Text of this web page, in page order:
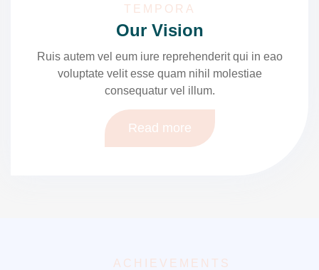
TEMPORA
Our Vision
Ruis autem vel eum iure reprehenderit qui in eao
voluptate velit esse quam nihil molestiae
consequatur vel illum.
Read more
ACHIEVEMENTS